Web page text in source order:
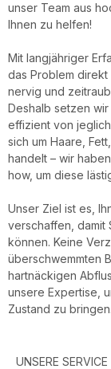
unser Team aus
Ihnen zu helfen!
Mit langjähriger
das Problem direkt
nervig und
Deshalb setzen
effizient von
sich um Haare,
handelt – wir
how, um diese
Unser Ziel ist es,
verschaffen, damit
können. Keine
überschwemmten
hartnäckigen
unsere Expertise,
Zustand zu bringen.
UNSERE SERVICE